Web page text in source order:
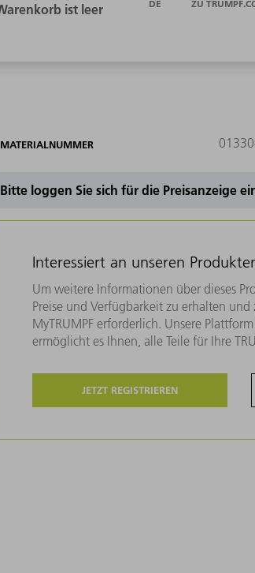
DE ZU
MATERIALNUMMER
Bitte loggen Sie sich für die Preisanzeige
Interessiert an unseren
Um weitere Informationen über dieses
Preise und Verfügbarkeit zu erhalten
MyTRUMPF erforderlich. Unsere
ermöglicht es Ihnen, alle Teile für Ihre
JETZT REGISTRIEREN